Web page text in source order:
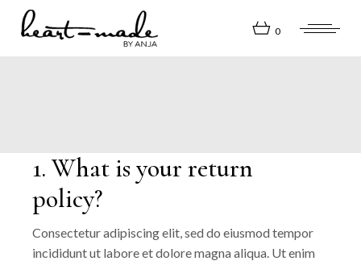
0
1. What is your return
policy?
Consectetur adipiscing elit, sed do eiusmod tempor
incididunt ut labore et dolore magna aliqua. Ut enim